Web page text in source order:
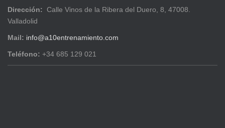
Dirección: Calle Vinos de la Ribera del Duero, 8, 47008.
Valladolid
Mail: info@a10entrenamiento.com
Teléfono: +34 685 129 021